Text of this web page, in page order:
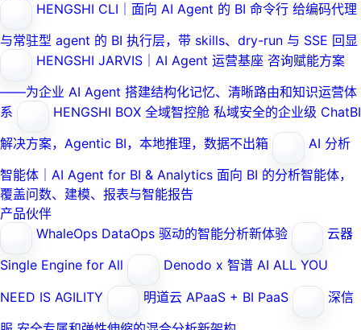
HENGSHI CLI｜面向 AI Agent 的 BI 命令行 给编码代理
与常驻型 agent 的 BI 执行层，带 skills、dry-run 与 SSE 回显
HENGSHI JARVIS｜AI Agent 运营基座 咨询赋能方案
——为企业 AI Agent 搭建结构化记忆、清晰路由和知识运营体
系
HENGSHI BOX 全域智控舱 私域安全的企业级 ChatBI
解决方案，Agentic BI，本地推理，数据不出箱
AI 分析
智能体｜AI Agent for BI & Analytics 面向 BI 的分析智能体，
覆盖问数、建模、报表与智能报告
产品伙伴
WhaleOps DataOps 驱动的智能分析新体验
云器
Single Engine for All
Denodo x 智谱 AI ALL YOU
NEED IS AGILITY
明道云 APaaS + BI PaaS
深信